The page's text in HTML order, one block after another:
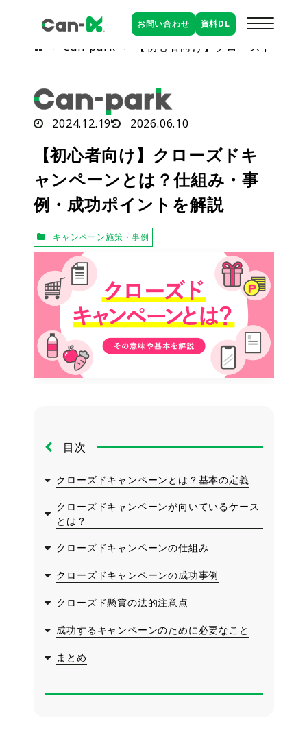
お問い合わせ 資料DL
Can-park 【初心者向け】クローズドキャ
2024.12.19 2026.06.10
【初心者向け】クローズドキ
ャンペーンとは？仕組み・事
例・成功ポイントを解説
キャンペーン施策・事例
目次
クローズドキャンペーンとは？基本の定義
クローズドキャンペーンが向いているケース
とは？
クローズドキャンペーンの仕組み
クローズドキャンペーンの成功事例
クローズド懸賞の法的注意点
成功するキャンペーンのために必要なこと
まとめ